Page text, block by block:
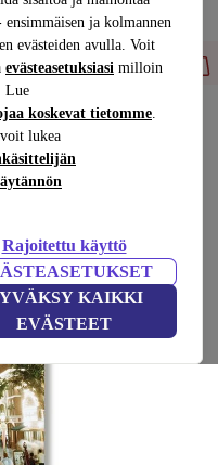
ensimmäisen ja kolmannen
evästeiden avulla. Voit
evästeasetuksiasi milloin
Lue
koskevat tietomme.
lukea
Rajoitettu käyttö
KAIKKI
EVÄSTEET